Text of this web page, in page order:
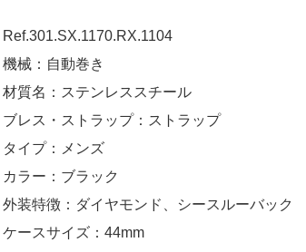
Ref.301.SX.1170.RX.1104
機械：自動巻き
材質名：ステンレススチール
ブレス・ストラップ：ストラップ
タイプ：メンズ
カラー：ブラック
外装特徴：ダイヤモンド、シースルーバック
ケースサイズ：44mm